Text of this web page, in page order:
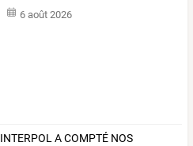
6 août 2026
INTERPOLACOMPTÉ NOS